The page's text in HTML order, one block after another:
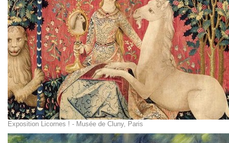
Exposition Licornes ! - Musée de Cluny, Paris